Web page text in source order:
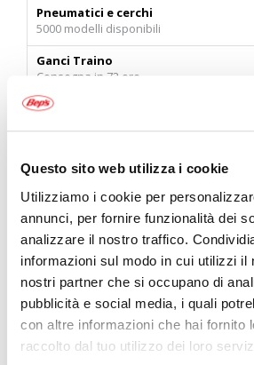
Questo sito web utilizza i cookie
Utilizziamo i cookie per
annunci, per fornire funzionalità dei
analizzare il nostro traffico.
informazioni sul modo in cui utilizzi il
nostri partner che si occupano di
pubblicità e social media, i quali
con altre informazioni che hai fornito
raccolto dal tuo utilizzo dei loro
Pneumatici e cerchi
5000 modelli disponibili
Ganci Traino
Consegna in 72 ore
Carta regalo Bep's
meglio la tua auto, moto o bici ai prezzi più
troverai prodotti per la manutenzione base
vastissima scelta di cuscini, organizer,
misura. Il reparto conta un ampissimo
abbigliamento moto per ogni tipo di utilizzo.
la bici torverai caschi, copertoni e camere
materiali per la manutenzione e la pulizia.
cestini, portapacchi, borse e luci da bici